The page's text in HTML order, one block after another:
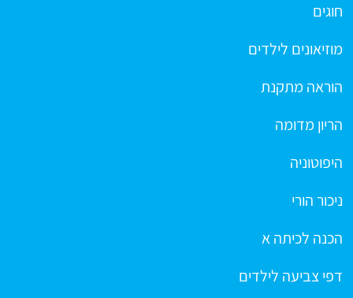
חוגים
מוזיאונים לילדים
הוראה מתקנת
הריון מדומה
היפוטוניה
ניכור הורי
הכנה לכיתה א
דפי צביעה לילדים